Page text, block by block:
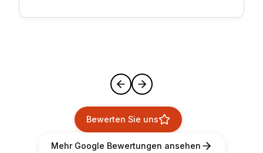
Bewerten Sie uns
Mehr Google Bewertungen ansehen